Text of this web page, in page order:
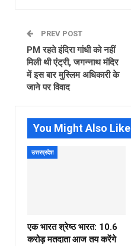
PREV POST
PM रहते इंदिरा गांधी को नहीं
मिली थी एंट्री, जगन्नाथ मंदिर
में इस बार मुस्लिम अधिकारी के
जाने पर विवाद
You Might Also Like
उत्तरप्रदेश
एक भारत श्रेष्ठ भारत: 10.6
करोड़ मतदाता आज तय करेंगे